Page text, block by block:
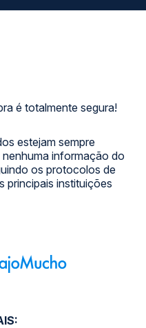
é totalmente segura!
estejam sempre
informação do
os protocolos de
principais instituições